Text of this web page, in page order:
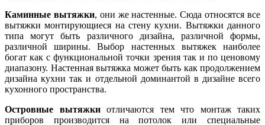
Каминные вытяжки, они же настенные. Сюда относятся все
вытяжки монтирующиеся на стену кухни. Вытяжки данного
типа могут быть различного дизайна, различной формы,
различной ширины. Выбор настенных вытяжек наиболее
богат как с функциональной точки зрения так и по ценовому
диапазону. Настенная вытяжка может быть как продолжением
дизайна кухни так и отдельной доминантой в дизайне всего
кухонного пространства.
Островные вытяжкиотличаются тем что монтаж таких
приборов производится на потолок или специальные